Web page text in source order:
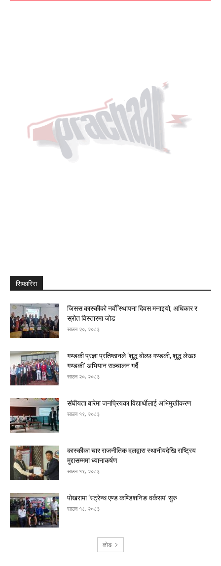
सिफारिस
जिसस कास्कीको नवौँ स्थापना दिवस मनाइयो, अधिकार र
स्रोत विस्तारमा जोड
साउन २०, २०८३
गण्डकी प्रज्ञा प्रतिष्ठानले ‘शुद्ध बोल्छ गण्डकी, शुद्ध लेख्छ
गण्डकी’ अभियान सञ्चालन गर्दै
साउन २०, २०८३
संघीयता बारेमा जनप्रियका विद्यार्थीलाई अभिमुखीकरण
साउन १९, २०८३
कास्कीका चार राजनीतिक दलद्वारा स्थानीयदेखि राष्ट्रिय
मुद्दासम्ममा ध्यानाकर्षण
साउन १९, २०८३
पोखरामा ‘स्ट्रेन्थ एण्ड कण्डिशनिङ वर्कसप’ सुरु
साउन १८, २०८३
लोड